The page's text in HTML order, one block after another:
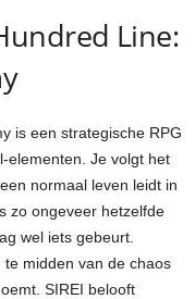
Line:
is een strategische RPG
elementen. Je volgt het
normaal leven leidt in
zo ongeveer hetzelfde
wel iets gebeurt.
midden van de chaos
SIREI belooft